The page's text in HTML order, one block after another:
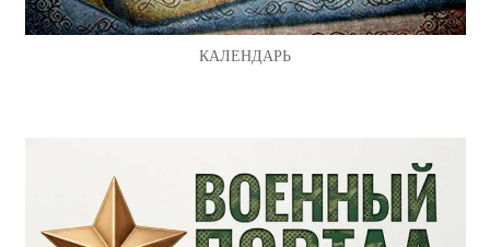
КАЛЕНДАРЬ